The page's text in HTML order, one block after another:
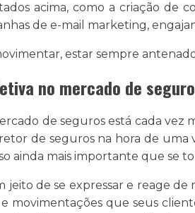
acima, como a criação de
de e-mail marketing,
estar sempre
no mercado de
de seguros está cada vez
de seguros na hora de uma
ainda mais importante que se
jeito de se expressar e reage
e movimentações que seus